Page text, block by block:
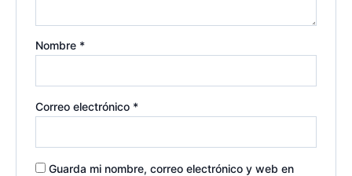
Nombre *
Correo electrónico *
Guarda mi nombre, correo electrónico y web en